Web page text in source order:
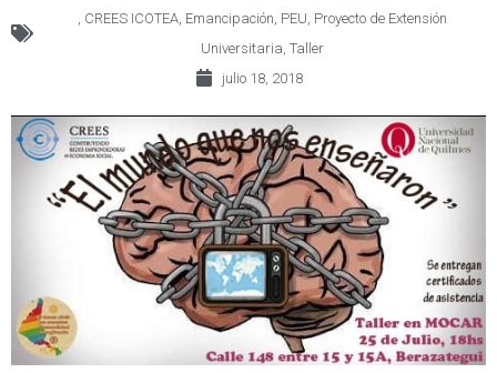
CREES ICOTEA, Emancipación PEU Proyecto de Extensión
Universitaria Taller
julio 18, 2018